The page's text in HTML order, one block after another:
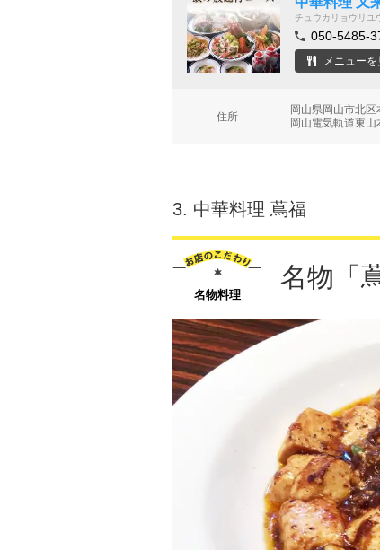
チュウカリョウリユ
050-5485-
メニューを
住所
岡山県岡山市北
岡山電気軌道東
3. 中華料理 蔦福
名物料理
名物「